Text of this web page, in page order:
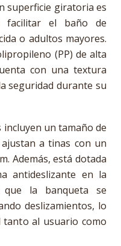
superficie giratoria es
facilitar el baño de
o adultos mayores.
(PP) de alta
con una textura
seguridad durante su
incluyen un tamaño de
a tinas con un
Además, está dotada
antideslizante en la
que la banqueta se
deslizamientos, lo
al usuario como